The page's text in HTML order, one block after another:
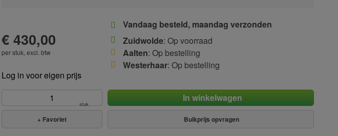
€ 430,00
per stuk, excl. btw
Vandaag besteld, maandag verzonden
Zuidwolde: Op voorraad
Aalten: Op bestelling
Westerhaar: Op bestelling
Log in voor eigen prijs
stuk
In winkelwagen
Bulkprijs opvragen
+ Favoriet